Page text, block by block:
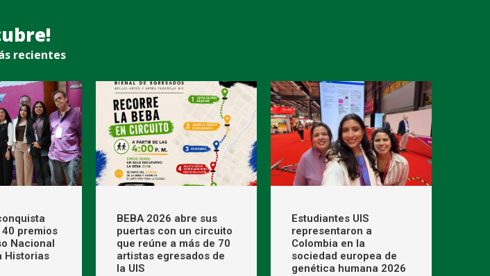
recientes
premios
Nacional
Historias
BEBA 2026 abre sus
puertas con un circuito
que reúne a más de 70
artistas egresados de
la UIS
Estudiantes UIS
representaron a
Colombia en la
sociedad europea de
genética humana 2026